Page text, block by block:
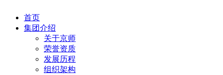
首页
集团介绍
关于京师
荣誉资质
发展历程
组织架构